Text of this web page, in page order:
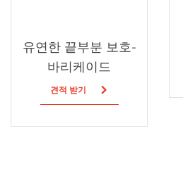
유연한 끝부분 보호-
바리케이드
견적 받기